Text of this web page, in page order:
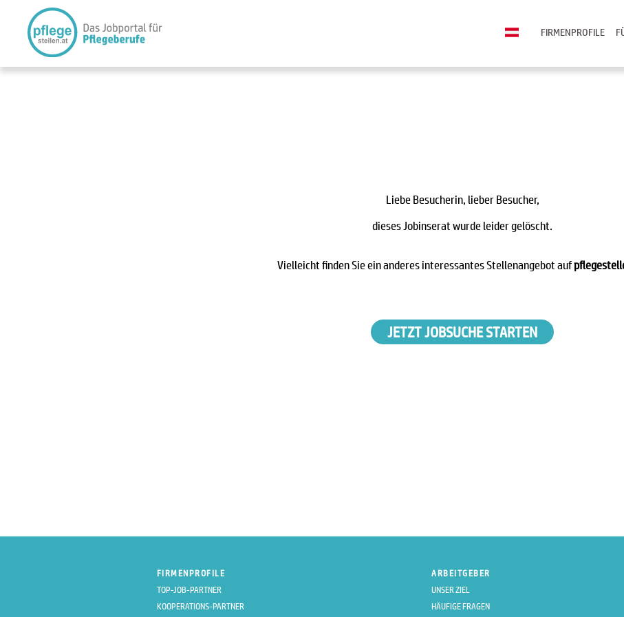
FIRMENPROFILE
Liebe Besucherin, lieber Besucher,
dieses Jobinserat wurde leider gelöscht.
Vielleicht finden Sie ein anderes interessantes Stellenangebot auf
JETZT JOBSUCHE STARTEN
FIRMENPROFILE
TOP-JOB-PARTNER
KOOPERATIONS-PARTNER
ARBEITGEBER
UNSER ZIEL
HÄUFIGE FRAGEN